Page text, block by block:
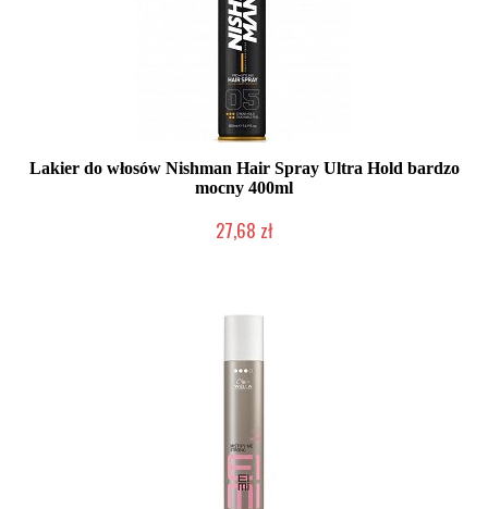
Lakier do włosów Nishman Hair Spray Ultra Hold bardzo
mocny 400ml
27,68 zł